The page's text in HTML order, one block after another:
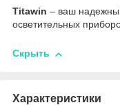
Titawin – ваш
осветительных
Скрыть
Характеристики